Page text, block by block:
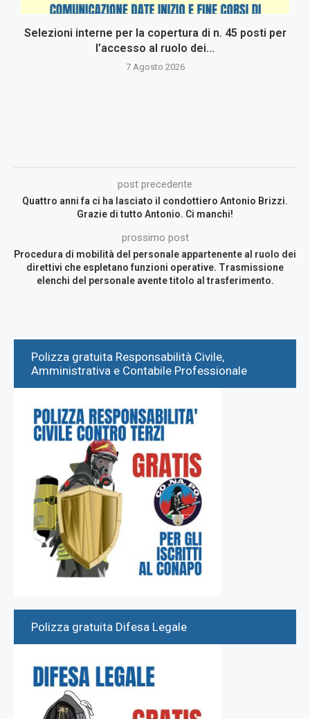
Selezioni interne per la copertura di n. 45 posti per
l’accesso al ruolo dei...
7 Agosto 2026
post precedente
Quattro anni fa ci ha lasciato il condottiero Antonio Brizzi.
Grazie di tutto Antonio. Ci manchi!
prossimo post
Procedura di mobilità del personale appartenente al ruolo dei
direttivi che espletano funzioni operative. Trasmissione
elenchi del personale avente titolo al trasferimento.
Polizza gratuita Responsabilità Civile,
Amministrativa e Contabile Professionale
Polizza gratuita Difesa Legale